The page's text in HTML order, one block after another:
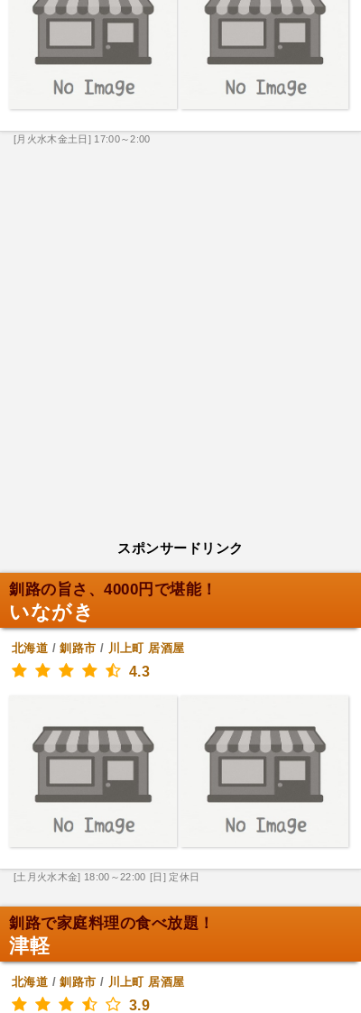
[月火水木金土日] 17:00～2:00
スポンサードリンク
釧路の旨さ、4000円で堪能！
いながき
北海道 /釧路市 / 川上町 居酒屋
4.3
[土月火水木金] 18:00～22:00 [日] 定休日
釧路で家庭料理の食べ放題！
津軽
北海道 /釧路市 / 川上町 居酒屋
3.9